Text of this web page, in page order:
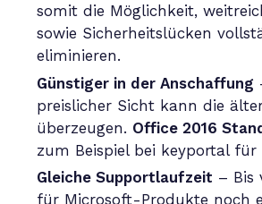
somit die Möglichkeit,
sowie Sicherheitslücken
eliminieren.
Günstiger in der Anschaffung
preislicher Sicht kann die
überzeugen. Office 2016
zum Beispiel bei keyportal für
Gleiche Supportlaufzeit – Bis
für Microsoft-Produkte noch